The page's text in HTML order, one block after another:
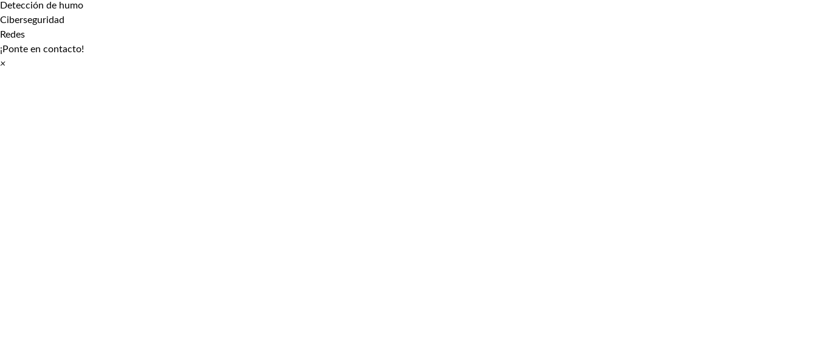
Detección de humo
Ciberseguridad
Redes
¡Ponte en contacto!
×